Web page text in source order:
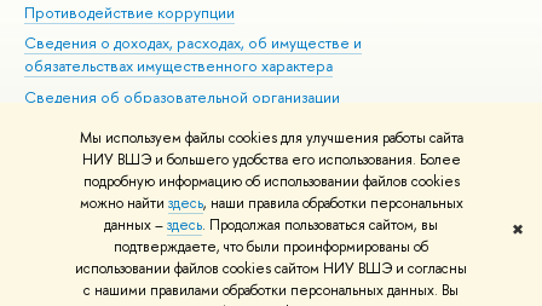
Мы используем файлы cookies для улучшения работы сайта
НИУ ВШЭ и большего удобства его использования. Более
подробную информацию об использовании файлов cookies
можно найти здесь, наши правила обработки персональных
данных –здесь. Продолжая пользоваться сайтом, вы
подтверждаете, что были проинформированы об
использовании файлов cookies сайтом НИУ ВШЭ и согласны
с нашими правилами обработки персональных данных. Вы
✖
Противодействие коррупции
Сведения о доходах, расходах, об имуществе и
обязательствах имущественного характера
Сведения об образовательной организации
Людям с ограниченными возможностями здоровья
Единая платежная страница
Работа в Вышке
© НИУ ВШЭ 1993–2026 Адреса и контакты Условия использования
материалов Политика конфиденциальности Карта сайта